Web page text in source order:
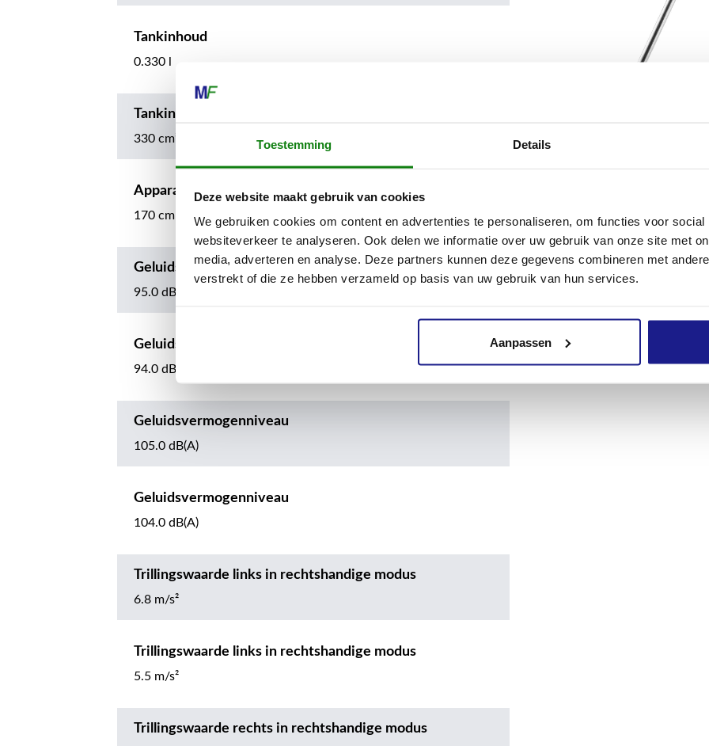
Toestemming Details
Deze website maakt gebruik van cookies
We gebruiken cookies om content en advertenties te personaliseren, om functies voor
websiteverkeer te analyseren. Ook delen we informatie over uw gebruik van onze site met
media, adverteren en analyse. Deze partners kunnen deze gegevens combineren met
verstrekt of die ze hebben verzameld op basis van uw gebruik van hun services.
Aanpassen
Tankinhoud
0.330 l
Tankinhoud
330 cm³
Apparaatlengte zonder snijgereedschap
170 cm
Geluidsdrukniveau
95.0 dB(A)
Geluidsdrukniveau
94.0 dB(A)
Geluidsvermogenniveau
105.0 dB(A)
Geluidsvermogenniveau
104.0 dB(A)
Trillingswaarde links in rechtshandige modus
6.8 m/s²
Trillingswaarde links in rechtshandige modus
5.5 m/s²
Trillingswaarde rechts in rechtshandige modus